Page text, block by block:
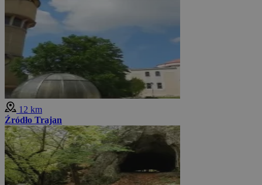
12 km
Źródło Trajan